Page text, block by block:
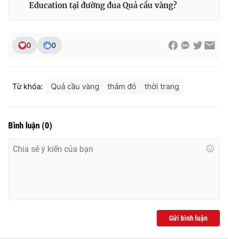
Education tại đường đua Quả cầu vàng?
0 0
Từ khóa: Quả cầu vàng thảm đỏ thời trang
Bình luận (0)
Gửi bình luận